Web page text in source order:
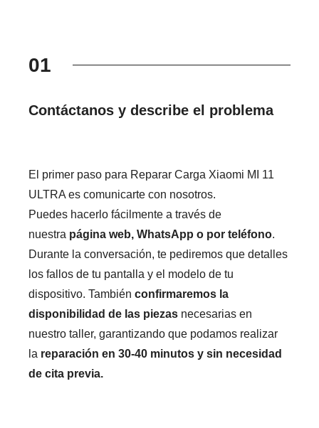
01
Contáctanos y describe el problema
El primer paso para Reparar Carga Xiaomi MI 11
ULTRA es comunicarte con nosotros.
Puedes hacerlo fácilmente a través de
nuestra página web, WhatsApp o por teléfono.
Durante la conversación, te pediremos que detalles
los fallos de tu pantalla y el modelo de tu
dispositivo. Tambiénconfirmaremos la
disponibilidad de las piezas necesarias en
nuestro taller, garantizando que podamos realizar
la reparación en 30-40 minutos y sin necesidad
de cita previa.